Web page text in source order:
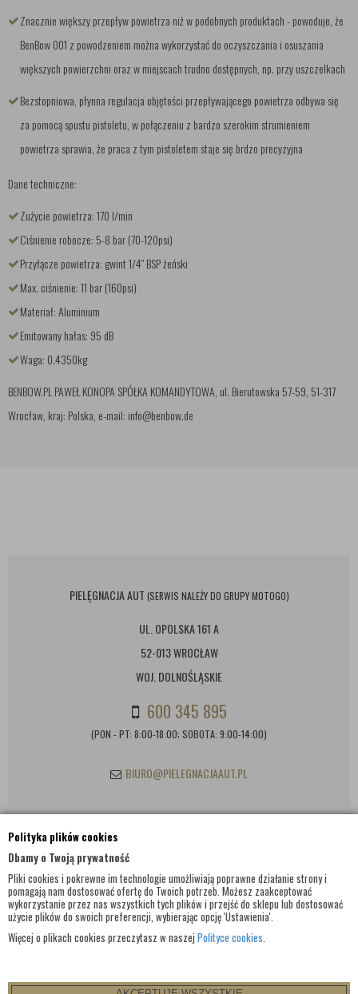
Polityka plików cookies
Dbamy o Twoją prywatność
Pliki cookies i pokrewne im technologie umożliwiają poprawne działanie strony i
pomagają nam dostosować ofertę do Twoich potrzeb. Możesz zaakceptować
wykorzystanie przez nas wszystkich tych plików i przejść do sklepu lub dostosować
użycie plików do swoich preferencji, wybierając opcję 'Ustawienia'.
Więcej o plikach cookies przeczytasz w naszej Polityce cookies.
Znacznie większy przepływ powietrza niż w podobnych produktach - powoduje, że
BenBow 001 z powodzeniem można wykorzystać do oczyszczania i osuszania
większych powierzchni oraz w miejscach trudno dostępnych, np. przy uszczelkach
Bezstopniowa, płynna regulacja objętości przepływającego powietrza odbywa się
za pomocą spustu pistoletu, w połączeniu z bardzo szerokim strumieniem
powietrza sprawia, że praca z tym pistoletem staje się brdzo precyzyjna
Dane techniczne:
Zużycie powietrza: 170 l/min
Ciśnienie robocze: 5-8 bar (70-120psi)
Przyłącze powietrza: gwint 1/4″ BSP żeński
Max. ciśnienie: 11 bar (160psi)
Materiał: Aluminium
Emitowany hałas: 95 dB
Waga: 0.4350kg
BENBOW.PL PAWEŁ KONOPA SPÓŁKA KOMANDYTOWA, ul. Bierutowska 57-59, 51-317
Wrocław, kraj: Polska, e-mail: info@benbow.de
PIELĘGNACJA AUT (SERWIS NALEŻY DO GRUPY MOTOGO)
UL. OPOLSKA 161 A
52-013 WROCŁAW
WOJ. DOLNOŚLĄSKIE
600 345 895
(PON - PT: 8:00-18:00; SOBOTA: 9:00-14:00)
BIURO@PIELEGNACJAAUT.PL
INFORMACJE KONTAKTOWE